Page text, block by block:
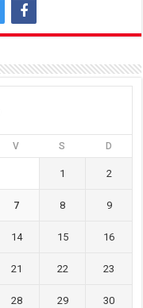
V S D
1 2
7 8 9
14 15 16
21 22 23
28 29 30